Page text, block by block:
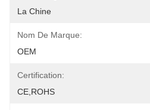
La Chine
Nom De Marque:
OEM
Certification:
CE,ROHS